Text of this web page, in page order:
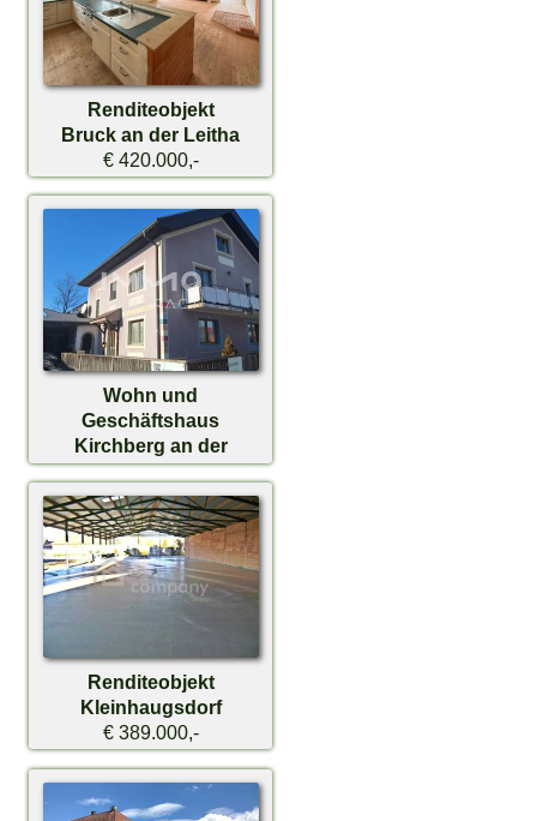
Renditeobjekt
Bruck an der Leitha
€ 420.000,-
Wohn und
Geschäftshaus
Kirchberg an der
Pielach
€ 269.000,-
Renditeobjekt
Kleinhaugsdorf
€ 389.000,-